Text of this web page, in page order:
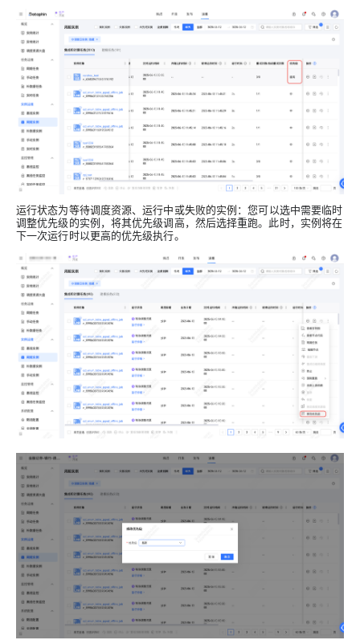
运行状态为等待调度资源、运行中或失败的实例：您可以选中需要临时
调整优先级的实例，将其优先级调高，然后选择重跑。此时，实例将在
下一次运行时以更高的优先级执行。